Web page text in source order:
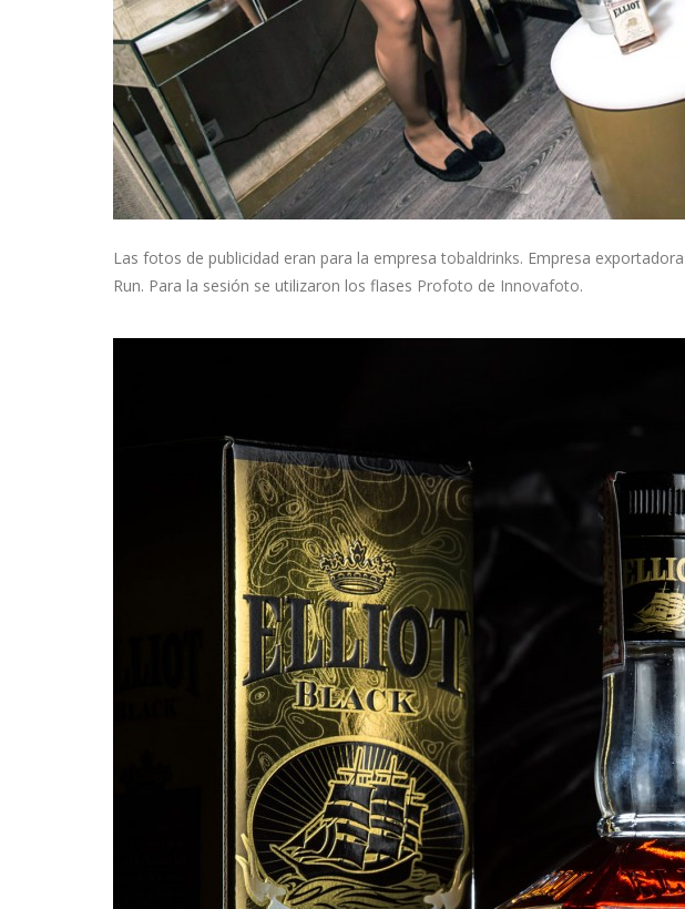
Las fotos de publicidad eran para la empresa tobaldrinks. Empresa
Run. Para la sesión se utilizaron los flases Profoto de Innovafoto.